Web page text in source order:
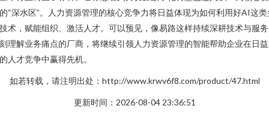
“深水区”。人力资源管理的核心竞争力将日益体现为如何利用好AI这类
术，赋能组织、激活人才。可以预见，像易路这样持续深耕技术与服
理解业务痛点的厂商，将继续引领人力资源管理的智能帮助企业在日
人才竞争中赢得先机。
如若转载，请注明出处：http://www.krwv6f8.com/product/47.html
更新时间：2026-08-04 23:36:51